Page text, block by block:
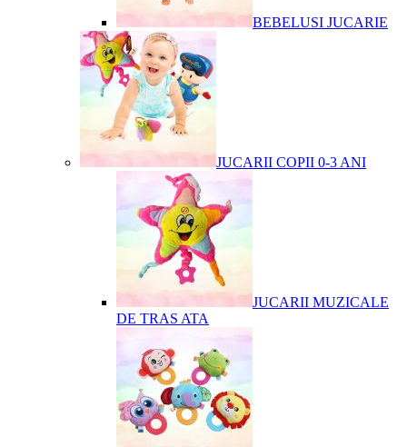
BEBELUSI JUCARIE
JUCARII COPII 0-3 ANI
JUCARII MUZICALE
DE TRAS ATA